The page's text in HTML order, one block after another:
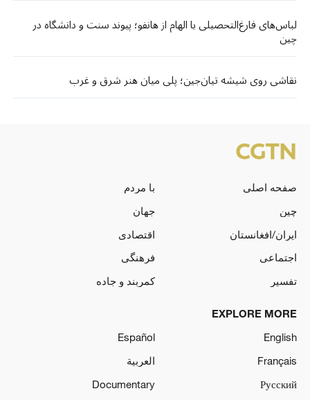
لباس‌های فارغ‌التحصیلی با الهام از هانفو؛ پیوند سنت و دانشگاه در
چین
نقاشی روی شیشه تیان‌جین؛ پلی میان هنر شرق و غرب
صفحه اصلی
با مردم
چین
جهان
ایران/افغانستان
اقتصادی
اجتماعی
فرهنگی
تفسیر
کمربند و جاده
EXPLORE MORE
English
Español
Français
العربية
Русский
Documentary